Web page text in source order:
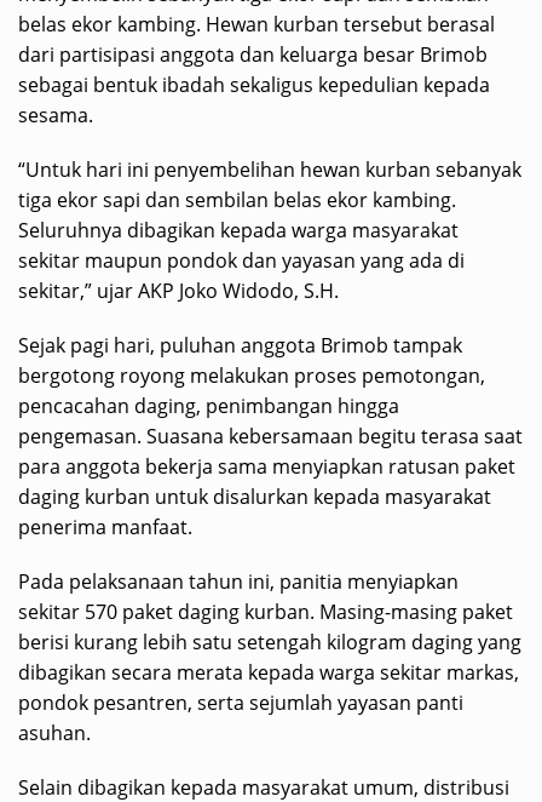
belas ekor kambing. Hewan kurban tersebut berasal
dari partisipasi anggota dan keluarga besar Brimob
sebagai bentuk ibadah sekaligus kepedulian kepada
sesama.
“Untuk hari ini penyembelihan hewan kurban sebanyak
tiga ekor sapi dan sembilan belas ekor kambing.
Seluruhnya dibagikan kepada warga masyarakat
sekitar maupun pondok dan yayasan yang ada di
sekitar,” ujar AKP Joko Widodo, S.H.
Sejak pagi hari, puluhan anggota Brimob tampak
bergotong royong melakukan proses pemotongan,
pencacahan daging, penimbangan hingga
pengemasan. Suasana kebersamaan begitu terasa saat
para anggota bekerja sama menyiapkan ratusan paket
daging kurban untuk disalurkan kepada masyarakat
penerima manfaat.
Pada pelaksanaan tahun ini, panitia menyiapkan
sekitar 570 paket daging kurban. Masing-masing paket
berisi kurang lebih satu setengah kilogram daging yang
dibagikan secara merata kepada warga sekitar markas,
pondok pesantren, serta sejumlah yayasan panti
asuhan.
Selain dibagikan kepada masyarakat umum, distribusi